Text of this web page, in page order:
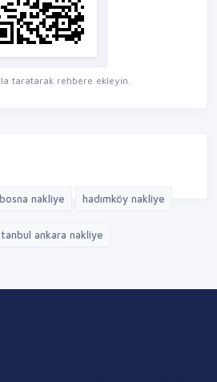
taratarak rehbere ekleyin.
nakliye hadımköy nakliye
ankara nakliye